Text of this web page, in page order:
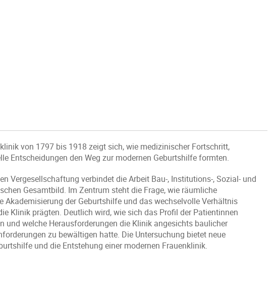
von 1797 bis 1918 zeigt sich, wie medizinischer Fortschritt,
Entscheidungen den Weg zur modernen Geburtshilfe formten.
Vergesellschaftung verbindet die Arbeit Bau-, Institutions-, Sozial- und
Gesamtbild. Im Zentrum steht die Frage, wie räumliche
Akademisierung der Geburtshilfe und das wechselvolle Verhältnis
Klinik prägten. Deutlich wird, wie sich das Profil der Patientinnen
und welche Herausforderungen die Klinik angesichts baulicher
zu bewältigen hatte. Die Untersuchung bietet neue
und die Entstehung einer modernen Frauenklinik.